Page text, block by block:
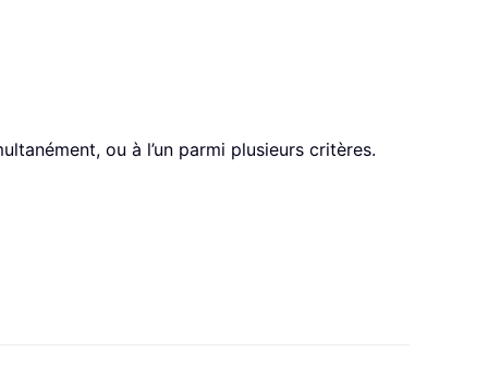
ou à l’un parmi plusieurs critères.